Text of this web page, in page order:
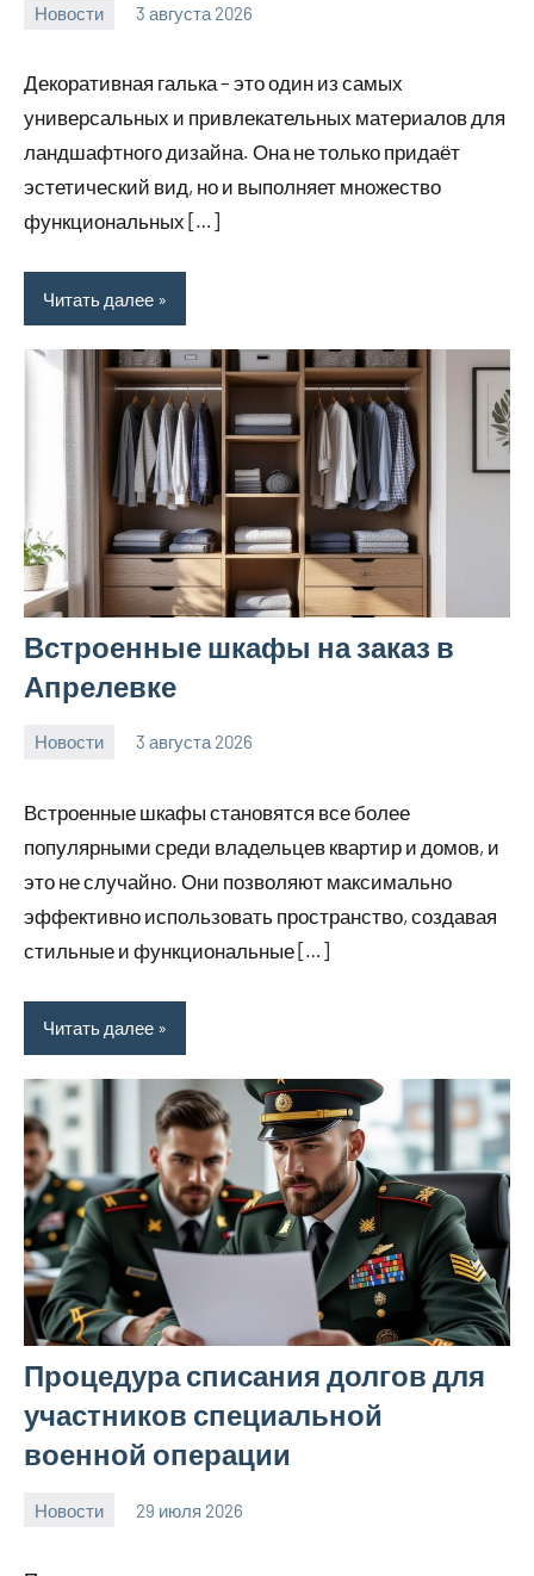
Новости 3 августа 2026
Декоративная галька – это один из самых
универсальных и привлекательных материалов для
ландшафтного дизайна. Она не только придаёт
эстетический вид, но и выполняет множество
функциональных […]
Читать далее
Встроенные шкафы на заказ в
Апрелевке
Новости 3 августа 2026
Встроенные шкафы становятся все более
популярными среди владельцев квартир и домов, и
это не случайно. Они позволяют максимально
эффективно использовать пространство, создавая
стильные и функциональные […]
Читать далее
Процедура списания долгов для
участников специальной
военной операции
Новости 29 июля 2026